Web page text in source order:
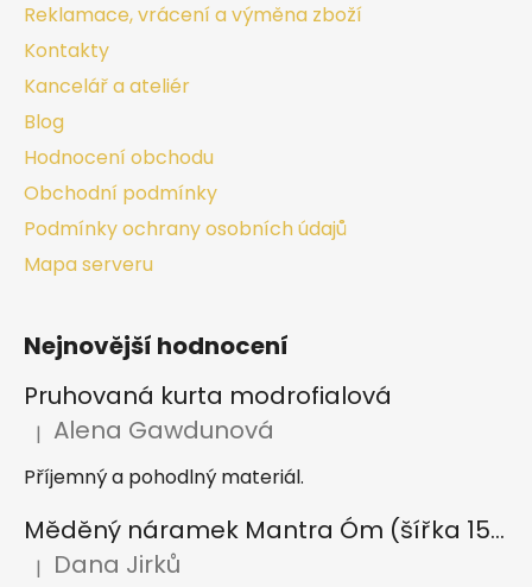
Reklamace, vrácení a výměna zboží
Kontakty
Kancelář a ateliér
Blog
Hodnocení obchodu
Obchodní podmínky
Podmínky ochrany osobních údajů
Mapa serveru
Nejnovější hodnocení
Pruhovaná kurta modrofialová
Hodnocení produktu je 5 z 5 hvězdiček.
| Alena Gawdunová
Příjemný a pohodlný materiál.
Měděný náramek Mantra Óm (šířka 15 mm)
Hodnocení produktu je 5 z 5 hvězdiček.
| Dana Jirků